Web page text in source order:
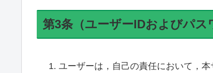
第3条（ユーザーIDおよびパス
ユーザーは，自己の責任において，